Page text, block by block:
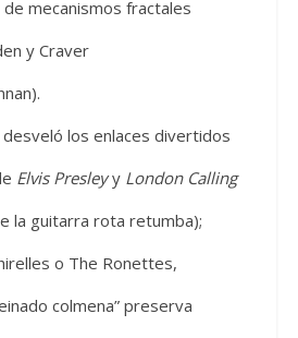
mecanismos fractales
y Craver
desveló los enlaces divertidos
Elvis Presleyy London Calling
la guitarra rota retumba);
o The Ronettes,
colmena” preserva